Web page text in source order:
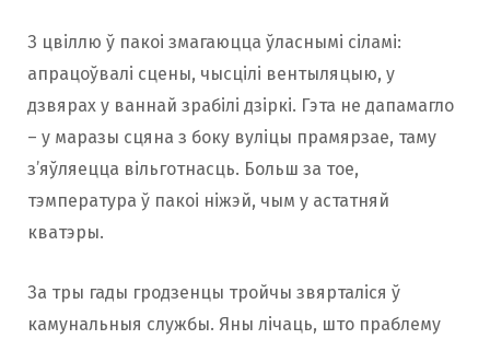
З цвіллю ў пакоі змагаюцца ўласнымі сіламі:
апрацоўвалі сцены, чысцілі вентыляцыю, у
дзвярах у ваннай зрабілі дзіркі. Гэта не дапамагло
– у маразы сцяна з боку вуліцы прамярзае, таму
з’яўляецца вільготнасць. Больш за тое,
тэмпература ў пакоі ніжэй, чым у астатняй
кватэры.
За тры гады гродзенцы тройчы звярталіся ў
камунальныя службы. Яны лічаць, што праблему